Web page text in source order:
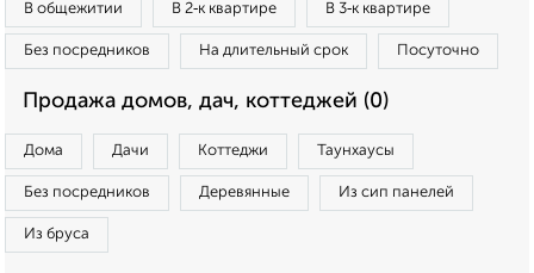
В общежитии В 2‑к квартире В 3‑к квартире
Без посредников На длительный срок Посуточно
Продажа домов, дач, коттеджей (0)
Дома Дачи Коттеджи Таунхаусы
Без посредников Деревянные Из сип панелей
Из бруса